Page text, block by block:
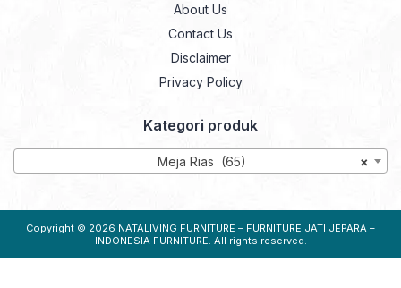
About Us
Contact Us
Disclaimer
Privacy Policy
Kategori produk
×
Meja Rias (65)
Copyright © 2026 NATALIVING FURNITURE – FURNITURE JATI JEPARA –
INDONESIA FURNITURE. All rights reserved.